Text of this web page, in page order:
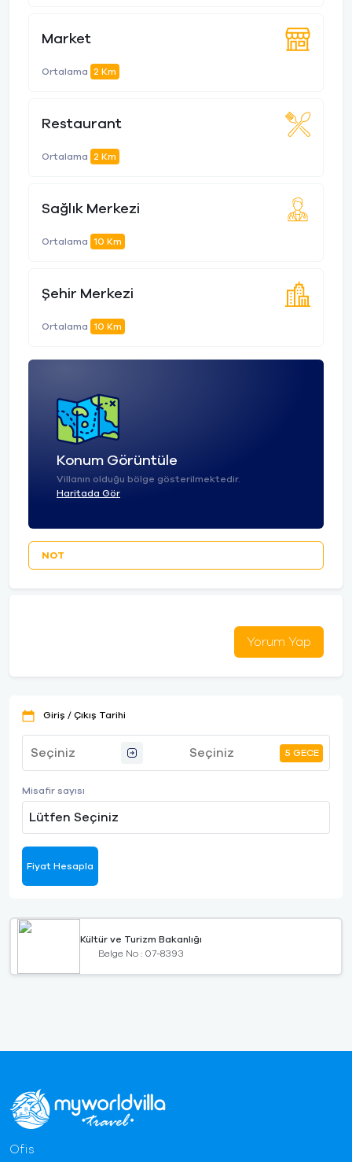
Market
Ortalama 2 Km
Restaurant
Ortalama 2 Km
Sağlık Merkezi
Ortalama 10 Km
Şehir Merkezi
Ortalama 10 Km
Konum Görüntüle
Villanın olduğu bölge gösterilmektedir.
Haritada Gör
NOT
Yorum Yap
Giriş / Çıkış Tarihi
5 GECE
Misafir sayısı
Lütfen Seçiniz
Fiyat Hesapla
Kültür ve Turizm Bakanlığı
Belge No : 07-8393
Ofis